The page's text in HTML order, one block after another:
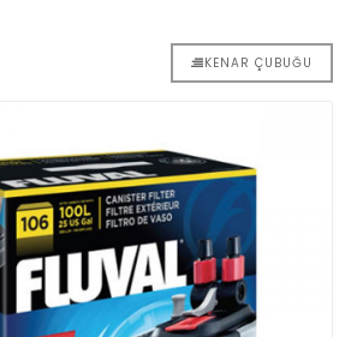
KENAR ÇUBUĞU